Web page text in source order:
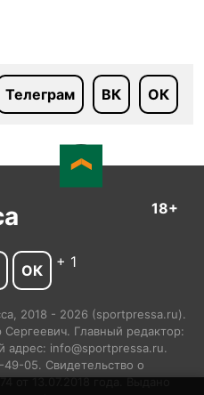
Телеграм ВК ОК
18+
ОК + 1
2018 - 2026 (sportpressa.ru).
Главный редактор:
адрес: info@sportpressa.ru.
05. Свидетельство о
от 13.07.2018 года. Выдано